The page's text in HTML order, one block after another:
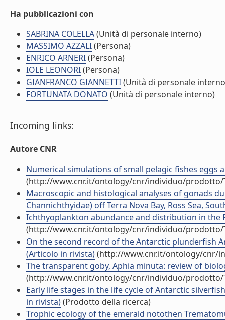
Ha pubblicazioni con
SABRINA COLELLA(Unità di personale interno)
MASSIMO AZZALI(Persona)
ENRICO ARNERI(Persona)
IOLE LEONORI(Persona)
GIANFRANCO GIANNETTI(Unità di personale
FORTUNATA DONATO (Unità di personale interno)
Incoming links:
Autore CNR
Numerical simulations of small pelagic fishes eggs
(http://www.cnr.it/ontology/cnr/individuo/prodotto/
Macroscopic and histological analyses of gonads
Channichthyidae) off Terra Nova Bay, Ross Sea,
Ichthyoplankton abundance and distribution in the
(http://www.cnr.it/ontology/cnr/individuo/prodotto/
On the second record of the Antarctic plunderfish
(Articolo in rivista)(http://www.cnr.it/ontology/cnr/
The transparent goby, Aphia minuta: review of
(http://www.cnr.it/ontology/cnr/individuo/prodotto/
Early life stages in the life cycle of Antarctic
in rivista)(Prodotto della ricerca)
Trophic ecology of the emerald notothen